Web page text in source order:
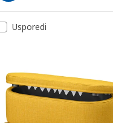
Usporedi